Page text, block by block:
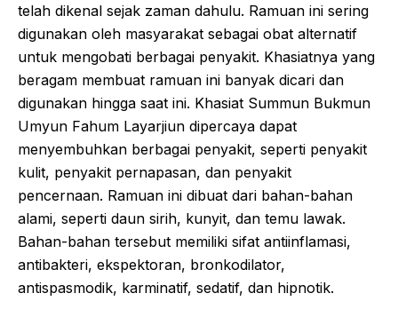
telah dikenal sejak zaman dahulu. Ramuan ini sering
digunakan oleh masyarakat sebagai obat alternatif
untuk mengobati berbagai penyakit. Khasiatnya yang
beragam membuat ramuan ini banyak dicari dan
digunakan hingga saat ini. Khasiat Summun Bukmun
Umyun Fahum Layarjiun dipercaya dapat
menyembuhkan berbagai penyakit, seperti penyakit
kulit, penyakit pernapasan, dan penyakit
pencernaan. Ramuan ini dibuat dari bahan-bahan
alami, seperti daun sirih, kunyit, dan temu lawak.
Bahan-bahan tersebut memiliki sifat antiinflamasi,
antibakteri, ekspektoran, bronkodilator,
antispasmodik, karminatif, sedatif, dan hipnotik.